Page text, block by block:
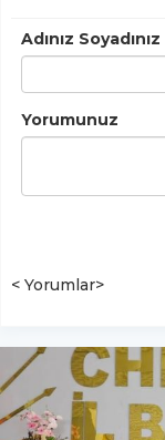
Adınız Soyadınız
Yorumunuz
< Yorumlar>